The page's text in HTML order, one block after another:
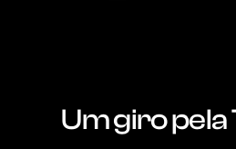
Um giro